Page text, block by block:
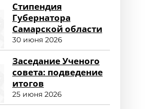
Стипендия
Губернатора
Самарской области
30 июня 2026
Заседание Ученого
совета: подведение
итогов
25 июня 2026